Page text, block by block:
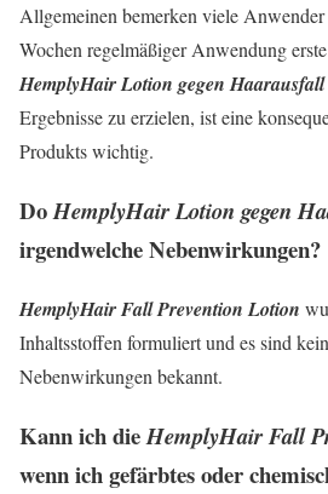
Allgemeinen bemerken viele
Wochen regelmäßiger Anwendung
HemplyHair Lotion gegen Haarausfall
Ergebnisse zu erzielen, ist eine
Produkts wichtig.
DoHemplyHair Lotion gegen
irgendwelche Nebenwirkungen?
HemplyHair Fall Prevention Lotion
Inhaltsstoffen formuliert und es sind
Nebenwirkungen bekannt.
Kann ich dieHemplyHair Fall
wenn ich gefärbtes oder